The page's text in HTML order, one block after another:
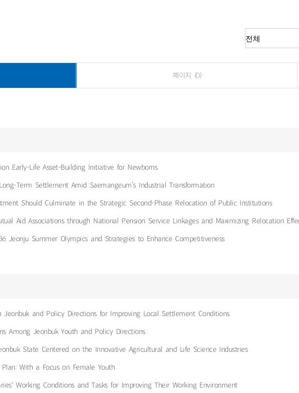
페이지 (0)
Early-Life Asset-Building Initiative for Newborns
Term Settlement Amid Saemangeum’s Industrial Transformation
Should Culminate in the Strategic Second-Phase Relocation of Public Institutions
Aid Associations through National Pension Service Linkages and Maximizing Relocation
Jeonju Summer Olympics and Strategies to Enhance Competitiveness
and Policy Directions for Improving Local Settlement Conditions
Among Jeonbuk Youth and Policy Directions
State Centered on the Innovative Agricultural and Life Science Industries
With a Focus on Female Youth
Working Conditions and Tasks for Improving Their Working Environment